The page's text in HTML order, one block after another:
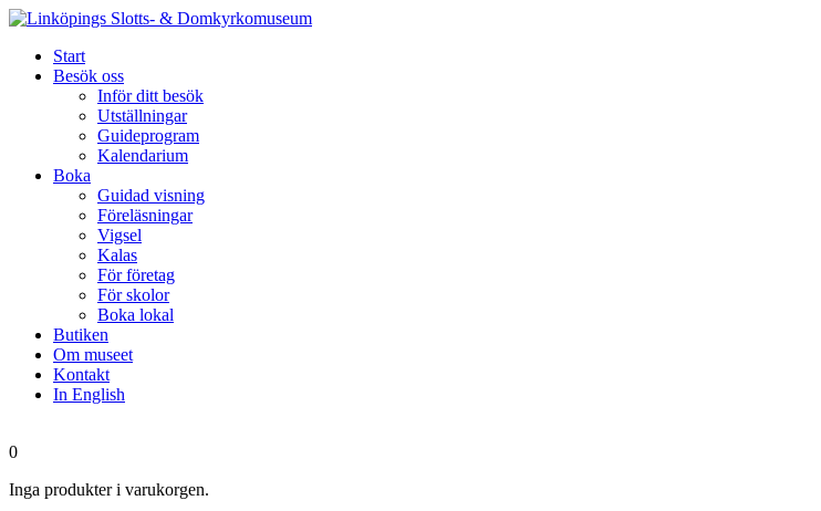
Start
Besök oss
Inför ditt besök
Utställningar
Guideprogram
Kalendarium
Boka
Guidad visning
Föreläsningar
Vigsel
Kalas
För företag
För skolor
Boka lokal
Butiken
Om museet
Kontakt
In English
0
Inga produkter i varukorgen.